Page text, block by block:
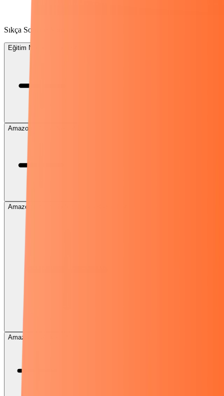
Sıkça Sorulan Sorular
Eğitim Neden Ücretsiz?
Amazon Eğitimi Nedir?
Amazon Eğitimi ile Nasıl Para Kazanılır?
Amazon FBA Nedir?